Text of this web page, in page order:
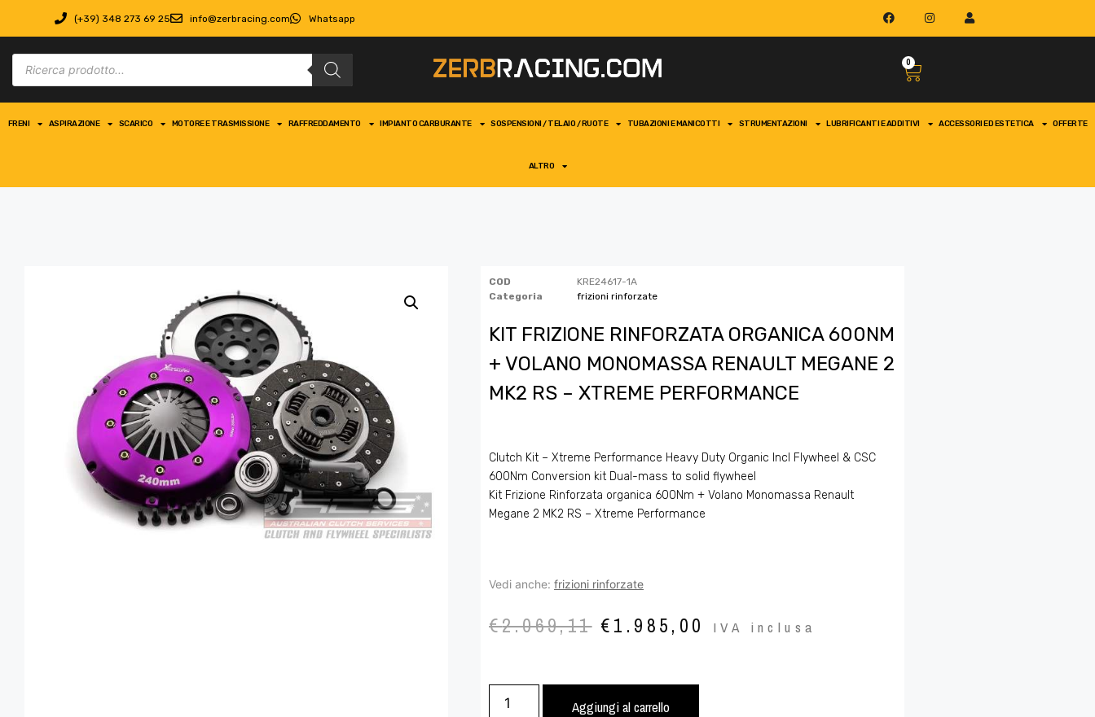
(+39) 348 273 69 25 info@zerbracing.com Whatsapp
0
FRENI ASPIRAZIONE SCARICO MOTORE E TRASMISSIONE RAFFREDDAMENTO IMPIANTO CARBURANTE SOSPENSIONI / TELAIO / RUOTE TUBAZIONI E MANICOTTI STRUMENTAZIONI LUBRIFICANTI E ADDITIVI ACCESSORI ED ESTETICA OFFERTE
ALTRO
COD
KRE24617-1A
Categoria
frizioni rinforzate
KIT FRIZIONE RINFORZATA ORGANICA 600NM
+ VOLANO MONOMASSA RENAULT MEGANE 2
MK2 RS – XTREME PERFORMANCE
Clutch Kit – Xtreme Performance Heavy Duty Organic Incl Flywheel & CSC
600Nm Conversion kit Dual-mass to solid flywheel
Kit Frizione Rinforzata organica 600Nm + Volano Monomassa Renault
Megane 2 MK2 RS – Xtreme Performance
Vedi anche: frizioni rinforzate
€2.069,11 €1.985,00 IVA inclusa
Aggiungi al carrello